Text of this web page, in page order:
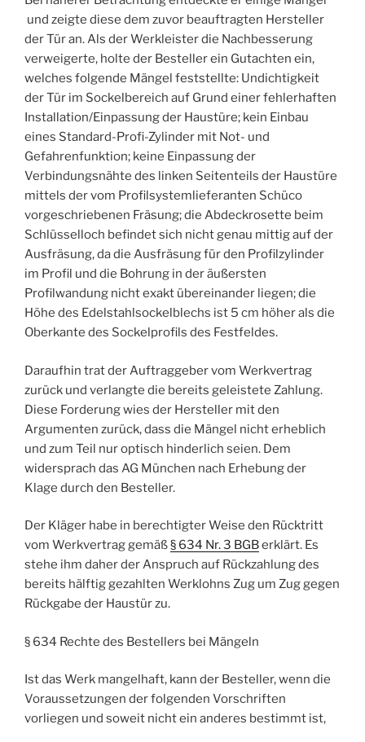
und zeigte diese dem zuvor beauftragten Hersteller
der Tür an. Als der Werkleister die Nachbesserung
verweigerte, holte der Besteller ein Gutachten ein,
welches folgende Mängel feststellte: Undichtigkeit
der Tür im Sockelbereich auf Grund einer fehlerhaften
Installation/Einpassung der Haustüre; kein Einbau
eines Standard-Profi-Zylinder mit Not- und
Gefahrenfunktion; keine Einpassung der
Verbindungsnähte des linken Seitenteils der Haustüre
mittels der vom Profilsystemlieferanten Schüco
vorgeschriebenen Fräsung; die Abdeckrosette beim
Schlüsselloch befindet sich nicht genau mittig auf der
Ausfräsung, da die Ausfräsung für den Profilzylinder
im Profil und die Bohrung in der äußersten
Profilwandung nicht exakt übereinander liegen; die
Höhe des Edelstahlsockelblechs ist 5 cm höher als die
Oberkante des Sockelprofils des Festfeldes.
Daraufhin trat der Auftraggeber vom Werkvertrag
zurück und verlangte die bereits geleistete Zahlung.
Diese Forderung wies der Hersteller mit den
Argumenten zurück, dass die Mängel nicht erheblich
und zum Teil nur optisch hinderlich seien. Dem
widersprach das AG München nach Erhebung der
Klage durch den Besteller.
Der Kläger habe in berechtigter Weise den Rücktritt
vom Werkvertrag gemäß§ 634 Nr. 3 BGBerklärt. Es
stehe ihm daher der Anspruch auf Rückzahlung des
bereits hälftig gezahlten Werklohns Zug um Zug gegen
Rückgabe der Haustür zu.
§ 634 Rechte des Bestellers bei Mängeln
Ist das Werk mangelhaft, kann der Besteller, wenn die
Voraussetzungen der folgenden Vorschriften
vorliegen und soweit nicht ein anderes bestimmt ist,